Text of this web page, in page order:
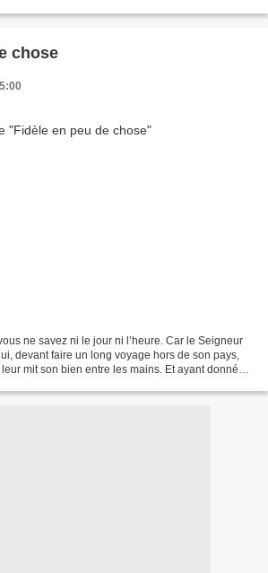
chose
ne savez ni le jour ni l’heure. Car le Seigneur
devant faire un long voyage hors de son pays,
mit son bien entre les mains. Et ayant donné